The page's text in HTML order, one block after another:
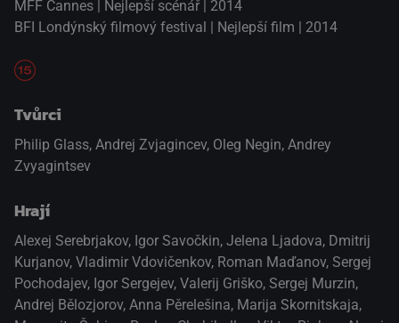
MFF Cannes | Nejlepší scénář | 2014
BFI Londýnský filmový festival | Nejlepší film | 2014
Tvůrci
Philip Glass, Andrej Zvjagincev, Oleg Negin, Andrey
Zvyagintsev
Hrají
Alexej Serebrjakov, Igor Savočkin, Jelena Ljadova, Dmitrij
Kurjanov, Vladimir Vdovičenkov, Roman Maďanov, Sergej
Pochodajev, Igor Sergejev, Valerij Griško, Sergej Murzin,
Andrej Bělozjorov, Anna Pěrelešina, Marija Skornitskaja,